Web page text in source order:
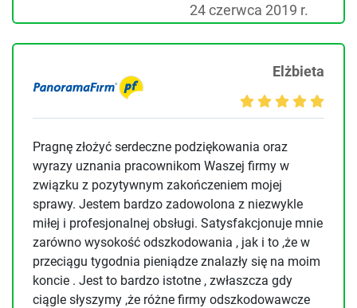
24 czerwca 2019 r.
Elżbieta
Pragnę złożyć serdeczne podziękowania oraz
wyrazy uznania pracownikom Waszej firmy w
związku z pozytywnym zakończeniem mojej
sprawy. Jestem bardzo zadowolona z niezwykle
miłej i profesjonalnej obsługi. Satysfakcjonuje mnie
zarówno wysokość odszkodowania , jak i to ,że w
przeciągu tygodnia pieniądze znalazły się na moim
koncie . Jest to bardzo istotne , zwłaszcza gdy
ciągle słyszymy ,że różne firmy odszkodowawcze